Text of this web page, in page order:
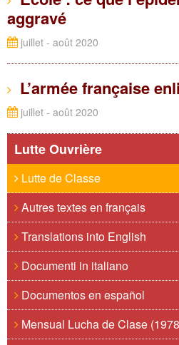
aggravé
juillet - août 2020
L’armée française
juillet - août 2020
Lutte Ouvrière
Lutte de Classe
Autres textes en français
Translations into English
Documenti in italiano
Documentos en español
Mensual Lucha de Clase